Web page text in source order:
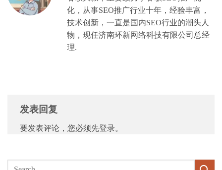
化，从事SEO推广行业十年，经验丰富，
技术创新，一直是国内SEO行业的潮头人
物，现任济南环新网络科技有限公司总经
理.
发表回复
要发表评论，您必须先登录。